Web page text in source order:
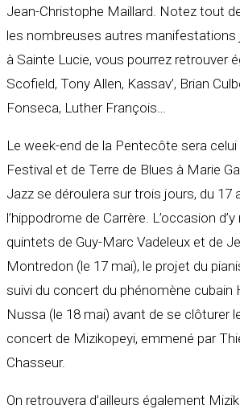
Jean-Christophe Maillard. Notez tout
les nombreuses autres manifestations
à Sainte Lucie, vous pourrez retrouver
Scofield, Tony Allen, Kassav’, Brian
Fonseca, Luther François…
Le week-end de la Pentecôte sera
Festival et de Terre de Blues à Marie
Jazz se déroulera sur trois jours, du 17
l’hippodrome de Carrère. L’occasion
quintets de Guy-Marc Vadeleux et de
Montredon (le 17 mai), le projet du
suivi du concert du phénomène cubain
Nussa (le 18 mai) avant de se clôturer
concert de Mizikopeyi, emmené par
Chasseur.
On retrouvera d’ailleurs également